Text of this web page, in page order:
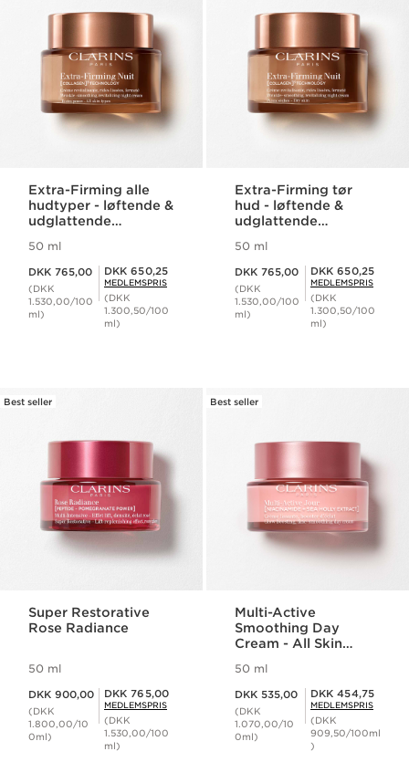
Extra-Firming alle
hudtyper - løftende &
udglattende
50 ml
DKK 765,00
(DKK
1.530,00/100
ml)
Medlemspris DKK 650,25
DKK 650,25
MEDLEMSPRIS
(DKK
1.300,50/100
ml)
Extra-Firming tør
hud - løftende &
udglattende
50 ml
DKK 765,00
(DKK
1.530,00/100
ml)
Medlemspris DKK 650,25
DKK 650,25
MEDLEMSPRIS
(DKK
1.300,50/100
ml)
Best seller
Super Restorative
Rose Radiance
50 ml
DKK 900,00
(DKK
1.800,00/10
0ml)
Medlemspris DKK 765,00
DKK 765,00
MEDLEMSPRIS
(DKK
1.530,00/100
ml)
Best seller
Multi-Active
Smoothing Day
Cream - All Skin
50 ml
DKK 535,00
(DKK
1.070,00/10
0ml)
Medlemspris DKK 454,75
DKK 454,75
MEDLEMSPRIS
(DKK
909,50/100ml
)